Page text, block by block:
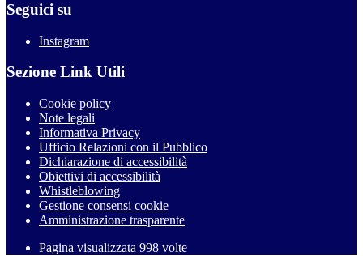
Seguici su
Instagram
Sezione Link Utili
Cookie policy
Note legali
Informativa Privacy
Ufficio Relazioni con il Pubblico
Dichiarazione di accessibilità
Obiettivi di accessibilità
Whistleblowing
Gestione consensi cookie
Amministrazione trasparente
Pagina visualizzata 998 volte